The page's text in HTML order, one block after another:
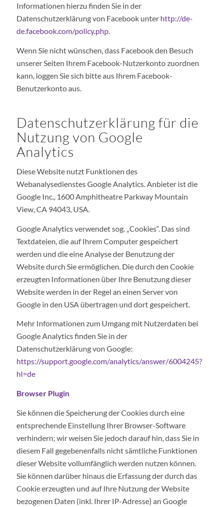
Informationen hierzu finden Sie in der
Datenschutzerklärung von Facebook unter http://de-
de.facebook.com/policy.php.
Wenn Sie nicht wünschen, dass Facebook den Besuch
unserer Seiten Ihrem Facebook-Nutzerkonto zuordnen
kann, loggen Sie sich bitte aus Ihrem Facebook-
Benutzerkonto aus.
Datenschutzerklärung für die
Nutzung von Google
Analytics
Diese Website nutzt Funktionen des
Webanalysedienstes Google Analytics. Anbieter ist die
Google Inc., 1600 Amphitheatre Parkway Mountain
View, CA 94043, USA.
Google Analytics verwendet sog. „Cookies“. Das sind
Textdateien, die auf Ihrem Computer gespeichert
werden und die eine Analyse der Benutzung der
Website durch Sie ermöglichen. Die durch den Cookie
erzeugten Informationen über Ihre Benutzung dieser
Website werden in der Regel an einen Server von
Google in den USA übertragen und dort gespeichert.
Mehr Informationen zum Umgang mit Nutzerdaten bei
Google Analytics finden Sie in der
Datenschutzerklärung von Google:
https://support.google.com/analytics/answer/6004245?
hl=de
Browser Plugin
Sie können die Speicherung der Cookies durch eine
entsprechende Einstellung Ihrer Browser-Software
verhindern; wir weisen Sie jedoch darauf hin, dass Sie in
diesem Fall gegebenenfalls nicht sämtliche Funktionen
dieser Website vollumfänglich werden nutzen können.
Sie können darüber hinaus die Erfassung der durch das
Cookie erzeugten und auf Ihre Nutzung der Website
bezogenen Daten (inkl. Ihrer IP-Adresse) an Google